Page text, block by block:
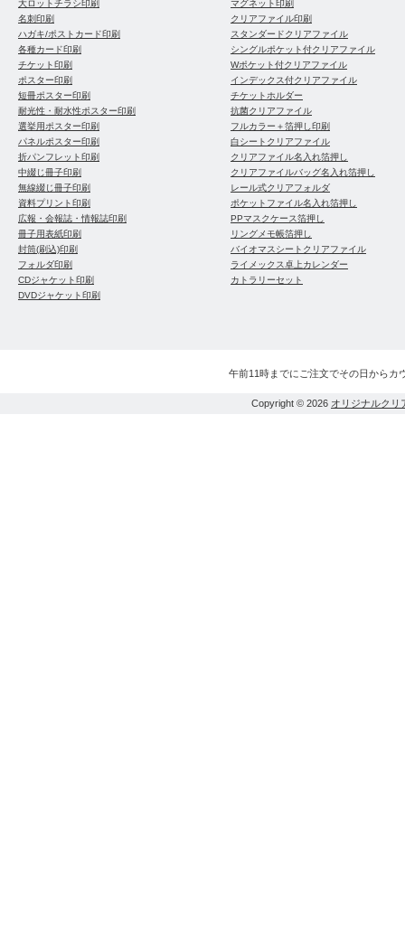
大ロットチラシ印刷
名刺印刷
ハガキ/ポストカード印刷
各種カード印刷
チケット印刷
ポスター印刷
短冊ポスター印刷
耐光性・耐水性ポスター印刷
選挙用ポスター印刷
パネルポスター印刷
折パンフレット印刷
中綴じ冊子印刷
無線綴じ冊子印刷
資料プリント印刷
広報・会報誌・情報誌印刷
冊子用表紙印刷
封筒(刷込)印刷
フォルダ印刷
CDジャケット印刷
DVDジャケット印刷
マグネット印刷
クリアファイル印刷
スタンダードクリアファイル
シングルポケット付クリアファイル
Wポケット付クリアファイル
インデックス付クリアファイル
チケットホルダー
抗菌クリアファイル
フルカラー＋箔押し印刷
白シートクリアファイル
クリアファイル名入れ箔押し
クリアファイルバッグ名入れ箔押し
レール式クリアフォルダ
ポケットファイル名入れ箔押し
PPマスクケース箔押し
リングメモ帳箔押し
バイオマスシートクリアファイル
ライメックス卓上カレンダー
カトラリーセット
午前11時までにご注文でその日からカ
Copyright © 2026 オリジナルクリ